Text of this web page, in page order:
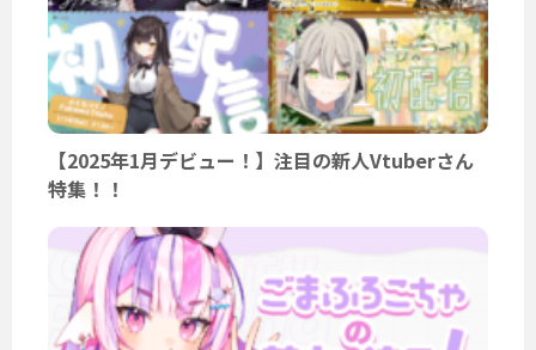
【2025年1月デビュー！】注目の新人Vtuberさん
特集！！